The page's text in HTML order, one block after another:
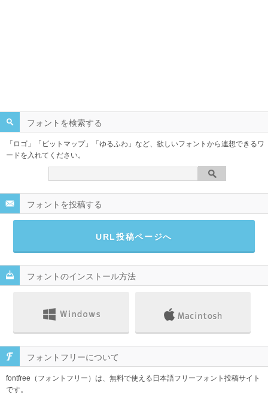
フォントを検索する
「ロゴ」「ビットマップ」「ゆるふわ」など、欲しいフォントから連想できるワ
ードを入れてください。
フォントを投稿する
URL投稿ページへ
フォントのインストール方法
フォントフリーについて
fontfree（フォントフリー）は、無料で使える日本語フリーフォント投稿サイト
です。